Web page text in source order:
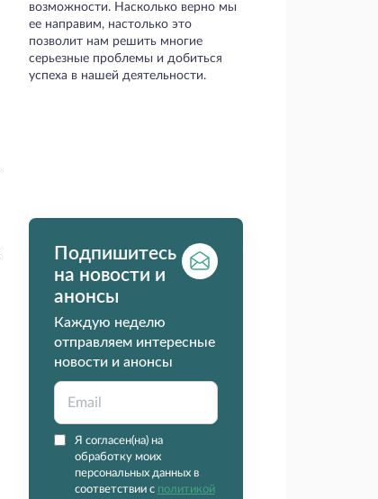
возможности. Насколько верно мы
ее направим, настолько это
позволит нам решить многие
серьезные проблемы и добиться
успеха в нашей деятельности.
Подпишитесь
на новости и
анонсы
Каждую неделю
отправляем интересные
новости и анонсы
Я согласен(на) на
обработку моих
персональных данных в
соответствии с политикой